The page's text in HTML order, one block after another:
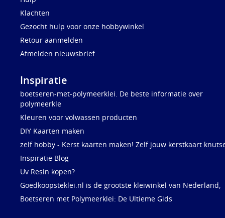
Klachten
Gezocht hulp voor onze hobbywinkel
Retour aanmelden
Afmelden nieuwsbrief
Inspiratie
boetseren-met-polymeerklei. De beste informatie over
polymeerkle
Kleuren voor volwassen producten
DIY Kaarten maken
zelf hobby - Kerst kaarten maken! Zelf jouw kerstkaart
Inspiratie Blog
Uv Resin kopen?
Goedkoopsteklei.nl is de grootste kleiwinkel van Nederland,
Boetseren met Polymeerklei: De Ultieme Gids